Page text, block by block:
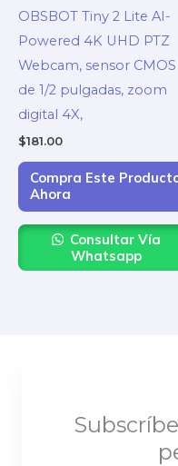
OBSBOT Tiny 2 Lite AI-
Powered 4K UHD PTZ
Webcam, sensor CMOS
de 1/2 pulgadas, zoom
digital 4X,
$181.00
Compra Este
Ahora
Consultar Vía
Whatsapp